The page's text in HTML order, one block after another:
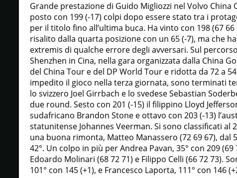
Grande prestazione di Guido Migliozzi nel Volvo China
posto con 199 (-17) colpi dopo essere stato tra i
per il titolo fino all’ultima buca. Ha vinto con 198 (67
risalito dalla quarta posizione con un 65 (-7), ma che
extremis di qualche errore degli avversari. Sul
Shenzhen in Cina, nella gara organizzata dalla China
del China Tour e del DP World Tour e ridotta da 72 a
impedito il gioco nella terza giornata, sono terminati
lo svizzero Joel Girrbach e lo svedese Sebastian
due round. Sesto con 201 (-15) il filippino Lloyd
sudafricano Brandon Stone e ottavo con 203 (-13)
statunitense Johannes Veerman. Si sono classificati al
una buona rimonta, Matteo Manassero (72 69 67), dal
42°. Un colpo in più per Andrea Pavan, 35° con 209 (69
Edoardo Molinari (68 72 71) e Filippo Celli (66 72 73).
101° con 145 (+1), e Francesco Laporta, 111° con 146